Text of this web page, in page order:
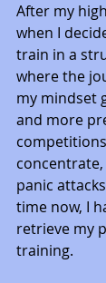
After my
when I
train in a
where the
my mindset
and more
panic
time now, I
retrieve my
training.